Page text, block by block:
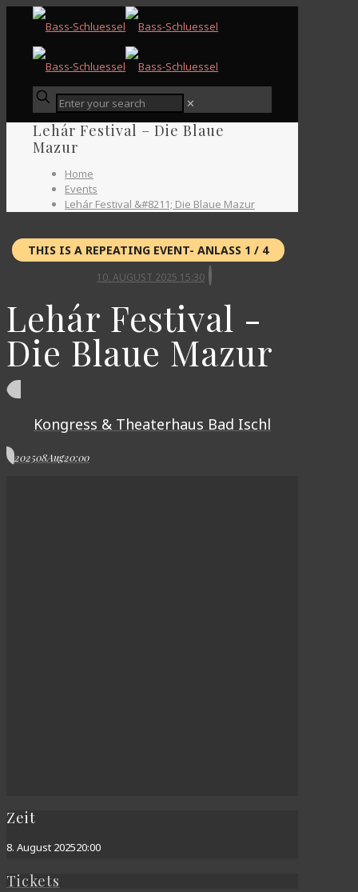
✕
Lehár Festival – Die Blaue
Mazur
Home
Events
Lehár Festival &#8211; Die Blaue Mazur
THIS IS A REPEATING EVENT- ANLASS 1 / 4
10. AUGUST 2025 15:30
Lehár Festival -
Die Blaue Mazur
Kongress & Theaterhaus Bad Ischl
202508Aug20:00
Zeit
8. August 202520:00
Tickets